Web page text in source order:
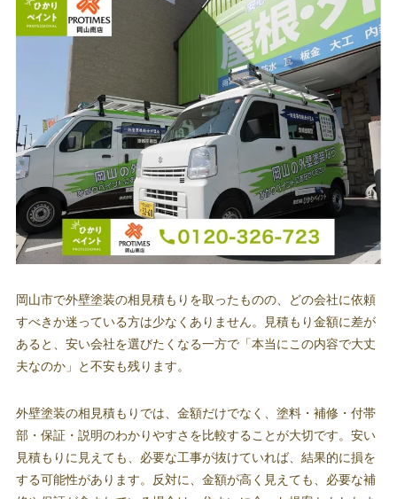
岡山市で外壁塗装の相見積もりを取ったものの、どの会社に依頼
すべきか迷っている方は少なくありません。見積もり金額に差が
あると、安い会社を選びたくなる一方で「本当にこの内容で大丈
夫なのか」と不安も残ります。
外壁塗装の相見積もりでは、金額だけでなく、塗料・補修・付帯
部・保証・説明のわかりやすさを比較することが大切です。安い
見積もりに見えても、必要な工事が抜けていれば、結果的に損を
する可能性があります。反対に、金額が高く見えても、必要な補